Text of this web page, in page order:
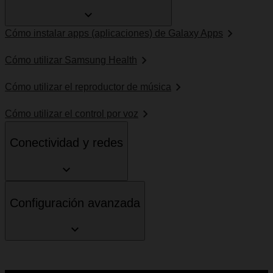
Cómo instalar apps (aplicaciones) de Galaxy Apps
Cómo utilizar Samsung Health
Cómo utilizar el reproductor de música
Cómo utilizar el control por voz
Conectividad y redes
Configuración avanzada